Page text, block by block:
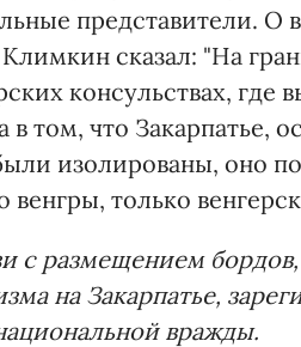
представители.
сказал: "На
консульствах, где
том, что Закарпатье,
изолированы, оно
венгры, только
с размещением
на Закарпатье,
вражды.